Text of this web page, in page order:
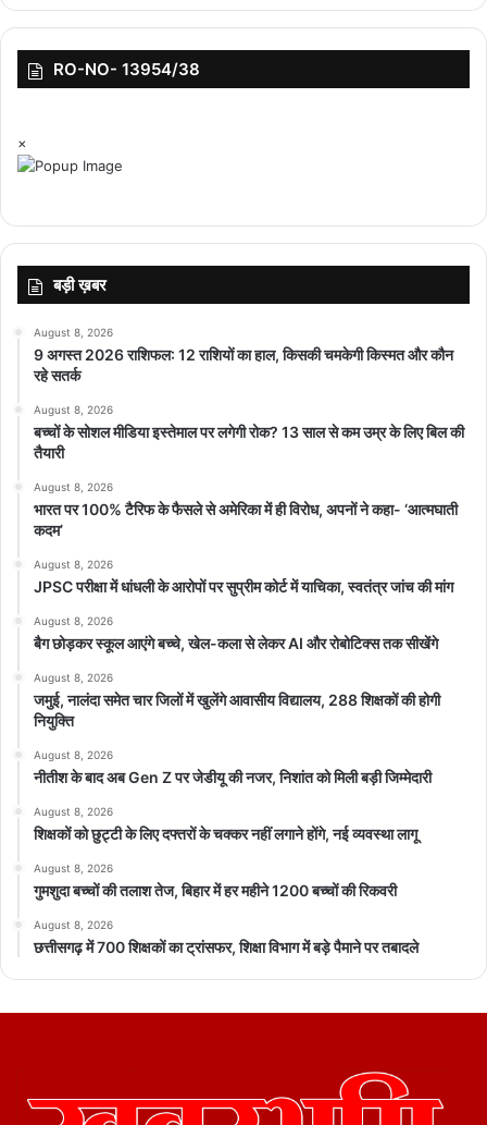
RO-NO- 13954/38
×
बड़ी ख़बर
August 8, 2026
9 अगस्त 2026 राशिफल: 12 राशियों का हाल, किसकी चमकेगी किस्मत और कौन
रहे सतर्क
August 8, 2026
बच्चों के सोशल मीडिया इस्तेमाल पर लगेगी रोक? 13 साल से कम उम्र के लिए बिल की
तैयारी
August 8, 2026
भारत पर 100% टैरिफ के फैसले से अमेरिका में ही विरोध, अपनों ने कहा- ‘आत्मघाती
कदम’
August 8, 2026
JPSC परीक्षा में धांधली के आरोपों पर सुप्रीम कोर्ट में याचिका, स्वतंत्र जांच की मांग
August 8, 2026
बैग छोड़कर स्कूल आएंगे बच्चे, खेल-कला से लेकर AI और रोबोटिक्स तक सीखेंगे
August 8, 2026
जमुई, नालंदा समेत चार जिलों में खुलेंगे आवासीय विद्यालय, 288 शिक्षकों की होगी
नियुक्ति
August 8, 2026
नीतीश के बाद अब Gen Z पर जेडीयू की नजर, निशांत को मिली बड़ी जिम्मेदारी
August 8, 2026
शिक्षकों को छुट्टी के लिए दफ्तरों के चक्कर नहीं लगाने होंगे, नई व्यवस्था लागू
August 8, 2026
गुमशुदा बच्चों की तलाश तेज, बिहार में हर महीने 1200 बच्चों की रिकवरी
August 8, 2026
छत्तीसगढ़ में 700 शिक्षकों का ट्रांसफर, शिक्षा विभाग में बड़े पैमाने पर तबादले